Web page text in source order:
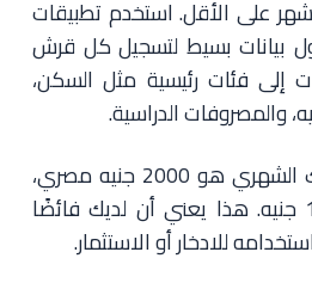
على الأقل. استخدم تطبيقات
بيانات بسيط لتسجيل كل قرش
إلى فئات رئيسية مثل السكن،
والمصروفات الدراسية.
لنفترض أن دخلك الشهري هو 2000 جنيه مصري،
ومصروفاتك هي 1500 جنيه. هذا يعني أن لديك فائضًا